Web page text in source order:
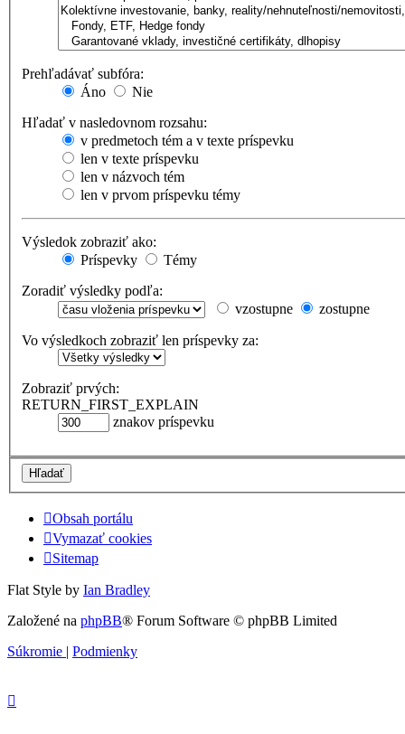
Prehľadávať subfóra:
Áno
Nie
Hľadať v nasledovnom rozsahu:
v predmetoch tém a v texte príspevku
len v texte príspevku
len v názvoch tém
len v prvom príspevku témy
Výsledok zobraziť ako:
Príspevky
Témy
Zoradiť výsledky podľa:
vzostupne
zostupne
Vo výsledkoch zobraziť len príspevky za:
Zobraziť prvých:
RETURN_FIRST_EXPLAIN
znakov príspevku
Obsah portálu
Vymazať cookies
Sitemap
Flat Style by Ian Bradley
Založené na phpBB® Forum Software © phpBB Limited
Súkromie | Podmienky